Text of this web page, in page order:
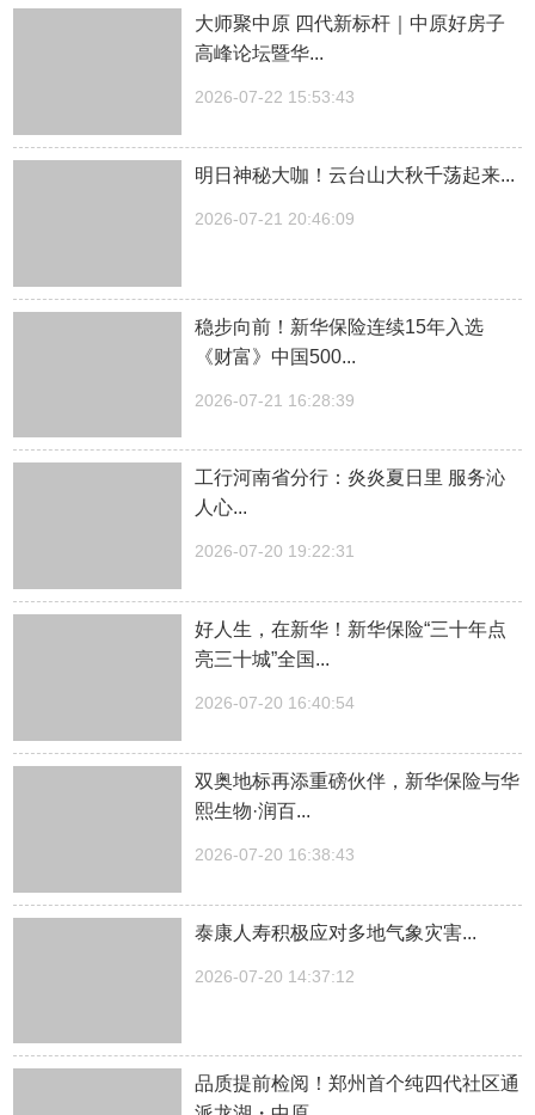
大师聚中原 四代新标杆｜中原好房子
高峰论坛暨华...
2026-07-22 15:53:43
明日神秘大咖！云台山大秋千荡起来...
2026-07-21 20:46:09
稳步向前！新华保险连续15年入选
《财富》中国500...
2026-07-21 16:28:39
工行河南省分行：炎炎夏日里 服务沁
人心...
2026-07-20 19:22:31
好人生，在新华！新华保险“三十年点
亮三十城”全国...
2026-07-20 16:40:54
双奥地标再添重磅伙伴，新华保险与华
熙生物·润百...
2026-07-20 16:38:43
泰康人寿积极应对多地气象灾害...
2026-07-20 14:37:12
品质提前检阅！郑州首个纯四代社区通